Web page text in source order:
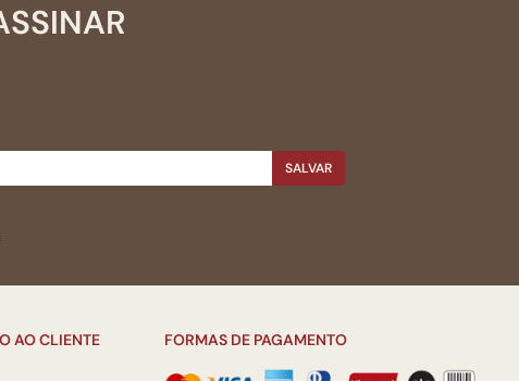
SALVAR
AO CLIENTE FORMAS DE PAGAMENTO